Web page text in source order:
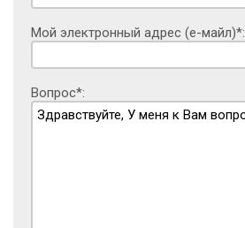
Мой электронный адрес (е-майл)*:
Вопрос*: